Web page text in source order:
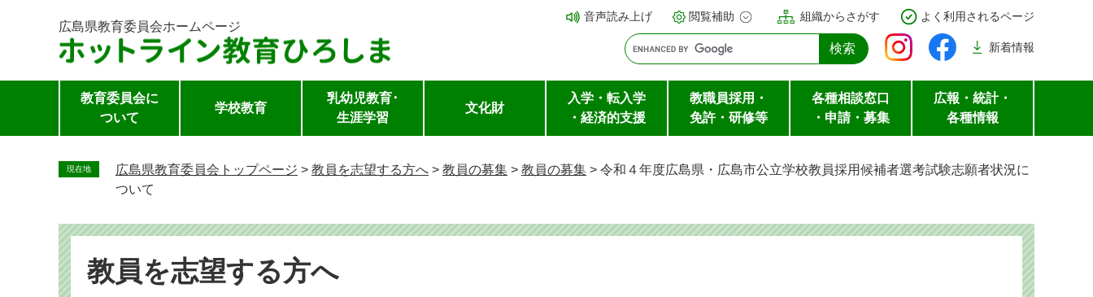
ー
し
広島県教育委員会ホームページ
音声読み上げ 閲覧補助 組織からさがす よく利用されるページ
新着情報
教育委員会に
ついて
学校教育
乳幼児教育･
生涯学習
文化財
入学・転入学
・経済的支援
教職員採用・
免許・研修等
各種相談窓口
・申請・募集
広報・統計・
各種情報
現在地 広島県教育委員会トップページ > 教員を志望する方へ > 教員の募集 > 教員の募集 > 令和４年度広島県・広島市公立学校教員採用候補者選考試験志願者状況に
ついて
教員を志望する方へ